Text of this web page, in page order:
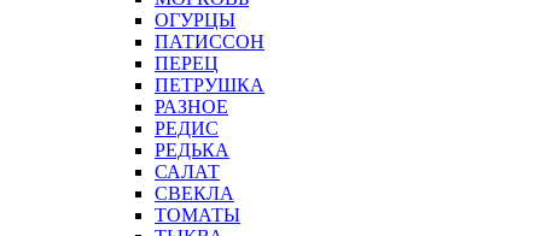
ОГУРЦЫ
ПАТИССОН
ПЕРЕЦ
ПЕТРУШКА
РАЗНОЕ
РЕДИС
РЕДЬКА
САЛАТ
СВЕКЛА
ТОМАТЫ